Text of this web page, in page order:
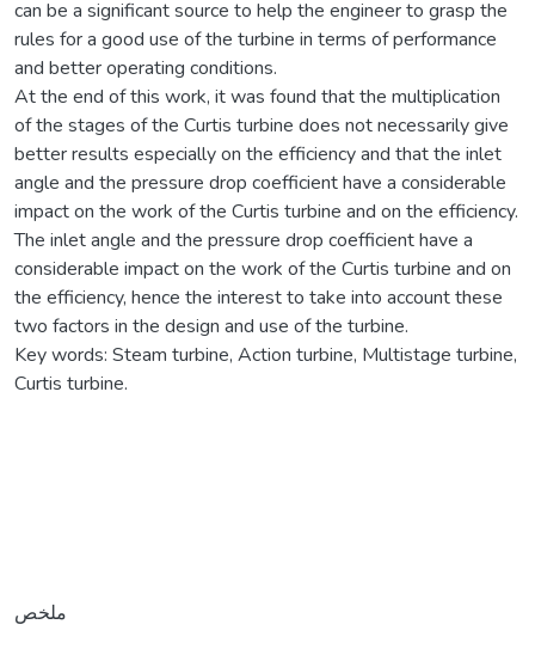
can be a significant source to help the engineer to grasp the
rules for a good use of the turbine in terms of performance
and better operating conditions.
At the end of this work, it was found that the multiplication
of the stages of the Curtis turbine does not necessarily give
better results especially on the efficiency and that the inlet
angle and the pressure drop coefficient have a considerable
impact on the work of the Curtis turbine and on the efficiency.
The inlet angle and the pressure drop coefficient have a
considerable impact on the work of the Curtis turbine and on
the efficiency, hence the interest to take into account these
two factors in the design and use of the turbine.
Key words: Steam turbine, Action turbine, Multistage turbine,
Curtis turbine.
ملخص